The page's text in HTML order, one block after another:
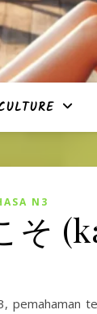
N3
そ
pemahaman